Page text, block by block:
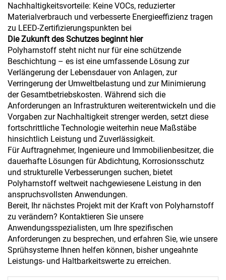
Nachhaltigkeitsvorteile: Keine VOCs, reduzierter
Materialverbrauch und verbesserte Energieeffizienz tragen
zu LEED-Zertifizierungspunkten bei
Die Zukunft des Schutzes beginnt hier
Polyharnstoff steht nicht nur für eine schützende
Beschichtung – es ist eine umfassende Lösung zur
Verlängerung der Lebensdauer von Anlagen, zur
Verringerung der Umweltbelastung und zur Minimierung
der Gesamtbetriebskosten. Während sich die
Anforderungen an Infrastrukturen weiterentwickeln und die
Vorgaben zur Nachhaltigkeit strenger werden, setzt diese
fortschrittliche Technologie weiterhin neue Maßstäbe
hinsichtlich Leistung und Zuverlässigkeit.
Für Auftragnehmer, Ingenieure und Immobilienbesitzer, die
dauerhafte Lösungen für Abdichtung, Korrosionsschutz
und strukturelle Verbesserungen suchen, bietet
Polyharnstoff weltweit nachgewiesene Leistung in den
anspruchsvollsten Anwendungen.
Bereit, Ihr nächstes Projekt mit der Kraft von Polyharnstoff
zu verändern? Kontaktieren Sie unsere
Anwendungsspezialisten, um Ihre spezifischen
Anforderungen zu besprechen, und erfahren Sie, wie unsere
Sprühsysteme Ihnen helfen können, bisher ungeahnte
Leistungs- und Haltbarkeitswerte zu erreichen.